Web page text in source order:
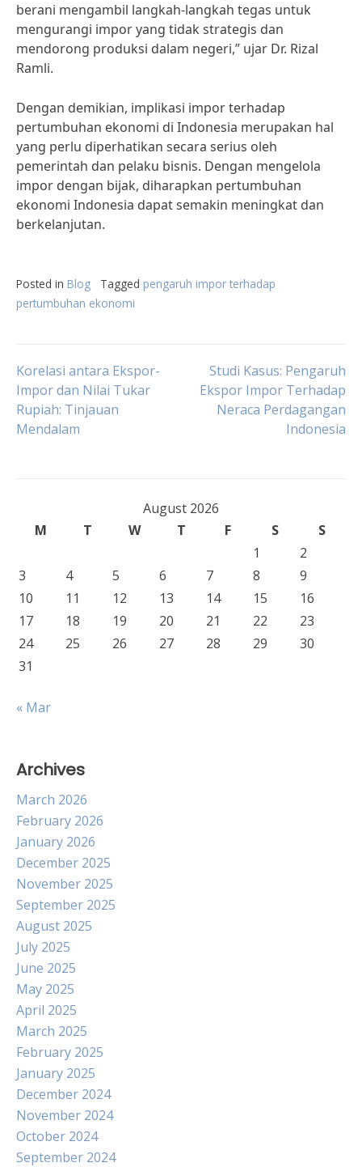
berani mengambil langkah-langkah tegas untuk
mengurangi impor yang tidak strategis dan
mendorong produksi dalam negeri,” ujar Dr. Rizal
Ramli.
Dengan demikian, implikasi impor terhadap
pertumbuhan ekonomi di Indonesia merupakan hal
yang perlu diperhatikan secara serius oleh
pemerintah dan pelaku bisnis. Dengan mengelola
impor dengan bijak, diharapkan pertumbuhan
ekonomi Indonesia dapat semakin meningkat dan
berkelanjutan.
Posted in Blog Tagged pengaruh impor terhadap
pertumbuhan ekonomi
Post
navigation
Korelasi antara Ekspor-
Impor dan Nilai Tukar
Rupiah: Tinjauan
Mendalam
Studi Kasus: Pengaruh
Ekspor Impor Terhadap
Neraca Perdagangan
Indonesia
August 2026
M
T W T F S
S
1
2
3
4 5 6 7 8
9
10
11 12 13 14 15
16
17
18 19 20 21 22
23
24
25 26 27 28 29
30
31
« Mar
Archives
March 2026
February 2026
January 2026
December 2025
November 2025
September 2025
August 2025
July 2025
June 2025
May 2025
April 2025
March 2025
February 2025
January 2025
December 2024
November 2024
October 2024
September 2024